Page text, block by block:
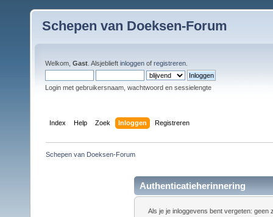
Schepen van Doeksen-Forum
Welkom, Gast . Alsjeblieft inloggen of registreren
Login met gebruikersnaam, wachtwoord en sessielengte
Index Help Zoek Inloggen Registreren
Schepen van Doeksen-Forum
Authenticatieherinnering
Als je je inloggevens bent vergeten: